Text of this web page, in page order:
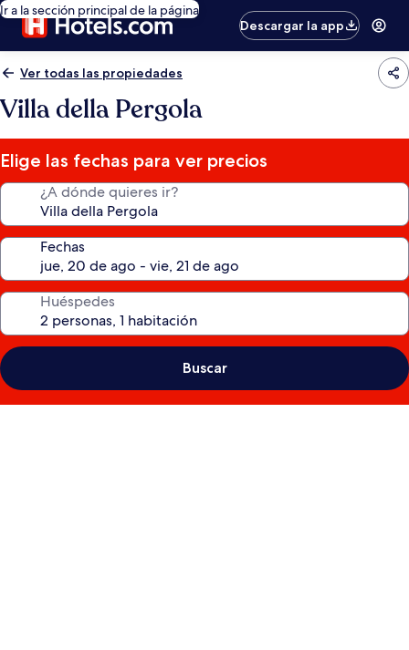
Ir a la sección principal de la página
Descargar la app
Ver todas las propiedades
Villa della Pergola
Elige las fechas para ver precios
¿A dónde quieres ir?
Fechas
Huéspedes
Buscar